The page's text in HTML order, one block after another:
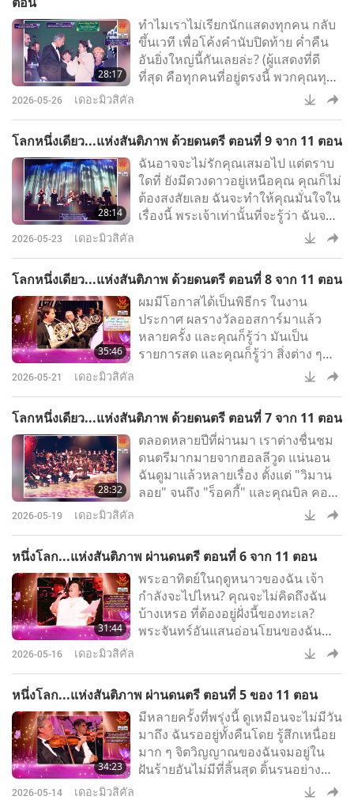
28:17
ทำไมเราไม่เรียกนักแสดงทุกคน กลับ
ขึ้นเวที เพื่อโค้งคำนับปิดท้าย ค่ำคืน
อันยิ่งใหญ่นี้กันเลยล่ะ? (ผู้แสดงที่ดี
ที่สุด คือทุกคนที่อยู่ตรงนี้ พวกคุณทุก
คนยอดเยี่ยมมาก ฉันบอกคุณเลยว่า
พวกคุณเป็นผู้ชม ที่ยอดเยี่ยมสำหรับ
พวกเราทุกคน เราขอขอบคุณท่านเป็น
อย่างมาก) ทุกคนกำลังมาแล้ว – บิล
คอนติ ปีเตอร์ บอยเยอร์ จอร์จ แทตเชอ
ร์ เกลิก สตอร์ม เฟร็ด คาร์ลิน แอนน์
มารี เคทชัม แคธรีน ฮัดสัน เคอร์รี
วอลช์ ขอเสียงปรบมือดั
2026-05-26 เดอะมิวสิคัล
โลกหนึ่งเดียว...แห่งสันติภาพ ด้วยดนตรี ตอนที่ 9 จาก 11 ตอน
28:14
ฉันอาจจะไม่รักคุณเสมอไป แต่ตราบ
ใดที่ ยังมีดวงดาวอยู่เหนือคุณ คุณก็ไม่
ต้องสงสัยเลย ฉันจะทำให้คุณมั่นใจใน
เรื่องนี้ พระเจ้าเท่านั้นที่จะรู้ว่า ฉันจะ
2026-05-23 เดอะมิวสิคัล
โลกหนึ่งเดียว...แห่งสันติภาพ ด้วยดนตรี ตอนที่ 8 จาก 11 ตอน
35:46
ผมมีโอกาสได้เป็นพิธีกร ในงาน
ประกาศ ผลรางวัลออสการ์มาแล้ว
หลายครั้ง และคุณก็รู้ว่า มันเป็น
รายการสด และคุณก็รู้ว่า สิ่งต่าง ๆ
อาจผิดพลาดได้ระหว่างรายการสด
มันอาจผิดพลาดได้ แล้วคุณรู้สึกไหม
ว่า ผมกำลังจะเล่าเรื่อง คู่รักคู่หนึ่งให้
ฟัง? […]
2026-05-21 เดอะมิวสิคัล
โลกหนึ่งเดียว...แห่งสันติภาพ ด้วยดนตรี ตอนที่ 7 จาก 11 ตอน
28:32
ตลอดหลายปีที่ผ่านมา เราต่างชื่นชม
ดนตรีมากมายจากฮอลลีวูด แน่นอน
ฉันดูมาแล้วหลายเรื่อง ตั้งแต่ "วิมาน
ลอย" จนถึง "ร็อคกี้" และคุณบิล คอน
ภาพยนตร์ อันแสนวิเศษเหล่านี้หลาย
ฉาก ตัวอย่างเช่น “สำหรับคุณเพียงคน
เดียว” เพลงประกอบภาพยนตร์เรื่อง
"ร็อคกี้" และอีกมากมายนับไม่ถ้วน
เขาดำรงตำแหน่งผู้อำนวยการด้าน
ดนตรีของงานประกาศรางวัลออสการ์
มาตลอด 13 ปีที่ผ่านมา ที่จริงแล้ว เขา
2026-05-19 เดอะมิวสิคัล
หนึ่งโลก...แห่งสันติภาพ ผ่านดนตรี ตอนที่ 6 จาก 11 ตอน
31:44
พระอาทิตย์ในฤดูหนาวของฉัน เจ้า
กำลังจะไปไหน? คุณจะไม่คิดถึงฉัน
บ้างเหรอ ที่ต้องอยู่ฝั่งนี้ของทะเล?
พระจันทร์อันแสนอ่อนโยนของฉัน
เธอหายไปไหนแล้ว? โอ้ ฉันคิดถึงเธอ
เหลือเกิน ยืนอยู่ฝั่งนี้ น้ำทะเลสีฟ้า!
2026-05-16 เดอะมิวสิคัล
หนึ่งโลก...แห่งสันติภาพ ผ่านดนตรี ตอนที่ 5 ของ 11 ตอน
34:23
มีหลายครั้งที่พรุ่งนี้ ดูเหมือนจะไม่มีวัน
มาถึง ฉันรออยู่ทั้งคืนโดย รู้สึกเหนื่อย
มาก ๆ จิตวิญญาณของฉันจมอยู่ใน
ฝันร้ายอันไม่มีที่สิ้นสุด ดิ้นรนอย่าง
หนักเพื่อหลุดพ้น จากทะเลแห่งความ
2026-05-14 เดอะมิวสิคัล